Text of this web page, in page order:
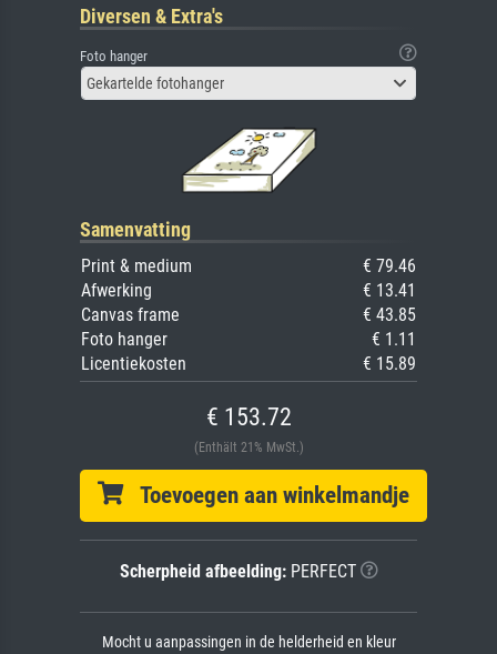
Diversen & Extra's
Foto hanger
Gekartelde fotohanger
Samenvatting
Print & medium
€ 79.46
Afwerking
€ 13.41
Canvas frame
€ 43.85
Foto hanger
€ 1.11
Licentiekosten
€ 15.89
€ 153.72
(Enthält 21% MwSt.)
Toevoegen aan winkelmandje
Scherpheid afbeelding:PERFECT
Mocht u aanpassingen in de helderheid en kleur